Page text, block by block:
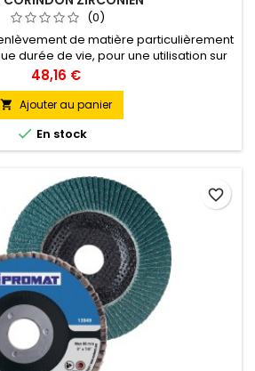
(0)
de matière particulièrement
durée de vie, pour une utilisation sur
alliés et traités, les métaux non ferreux
· sur plateau en fibres de verre
au meulage grossier et intermédiaire ·
des cordons de soudure,...
Prix
48,16 €
 Ajouter au panier
 En stock
favorite_border